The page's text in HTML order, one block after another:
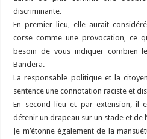
discriminante.
En premier lieu, elle aurait
corse comme une provocation, ce
besoin de vous indiquer combien
Bandera.
La responsable politique et la
sentence une connotation raciste et
En second lieu et par extension, il
détenir un drapeau sur un stade et de
Je m’étonne également de la